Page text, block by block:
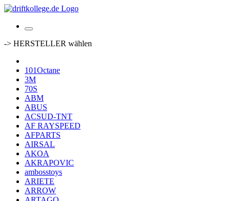
-> HERSTELLER wählen
101Octane
3M
70S
ABM
ABUS
ACSUD-TNT
AF RAYSPEED
AFPARTS
AIRSAL
AKOA
AKRAPOVIC
ambosstoys
ARIETE
ARROW